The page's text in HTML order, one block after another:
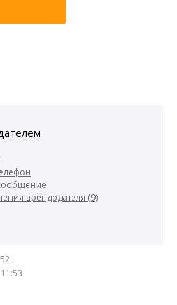
арендодателя (9)